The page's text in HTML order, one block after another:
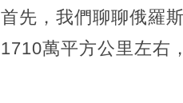
首先，我們聊聊俄羅
1710萬平方公里左右